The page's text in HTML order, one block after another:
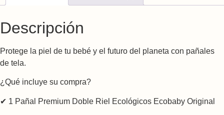
Descripción
Protege la piel de tu bebé y el futuro del planeta con pañales
de tela.
¿Qué incluye su compra?
✔ 1 Pañal Premium Doble Riel Ecológicos Ecobaby Original